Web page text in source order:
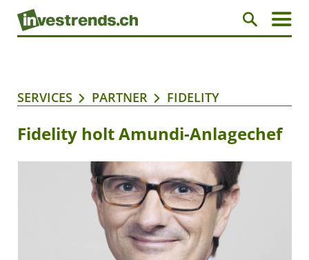
SERVICES PARTNER FIDELITY
Fidelity holt Amundi-Anlagechef